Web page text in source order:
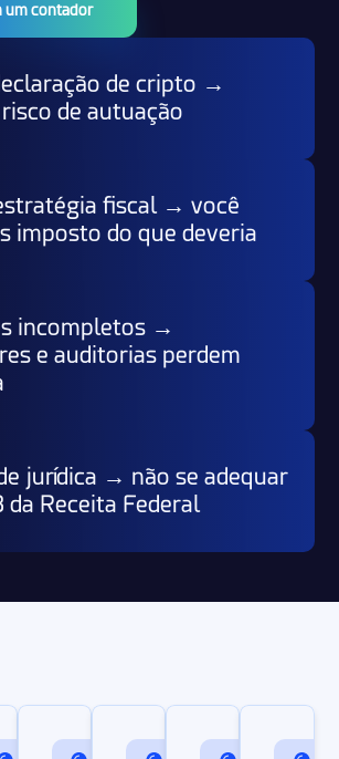
um contador
de cripto →
de autuação
fiscal → você
imposto do que deveria
incompletos →
e auditorias perdem
jurídica → não se adequar
da Receita Federal​